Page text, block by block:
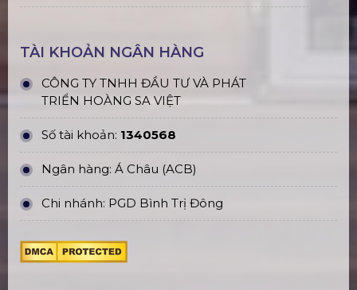
TÀI KHOẢN NGÂN HÀNG
CÔNG TY TNHH ĐẦU TƯ VÀ PHÁT
TRIỂN HOÀNG SA VIỆT
Số tài khoản: 1340568
Ngân hàng: Á Châu (ACB)
Chi nhánh: PGD Bình Trị Đông